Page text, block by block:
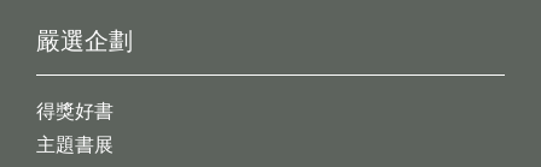
嚴選企劃
得獎好書
主題書展